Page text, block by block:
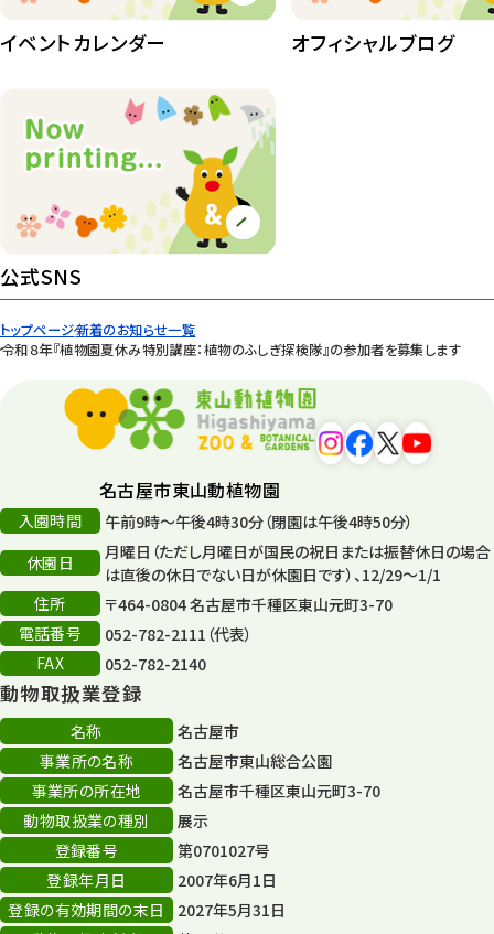
トップページ新着のお知らせ一覧
令和８年『植物園夏休み特別講座：植物のふしぎ探検隊』の参加者を募集します
イベントカレンダー オフィシャルブログ
公式SNS
名古屋市東山動植物園
入園時間
午前9時～午後4時30分（閉園は午後4時50分）
休園日
月曜日（ただし月曜日が国民の祝日または振替休日の場合
は直後の休日でない日が休園日です）、12/29～1/1
住所
〒464-0804 名古屋市千種区東山元町3-70
電話番号
052-782-2111（代表）
FAX
052-782-2140
動物取扱業登録
名称
名古屋市
事業所の名称
名古屋市東山総合公園
事業所の所在地
名古屋市千種区東山元町3-70
動物取扱業の種別
展示
登録番号
第0701027号
登録年月日
2007年6月1日
登録の有効期間の末日
2027年5月31日